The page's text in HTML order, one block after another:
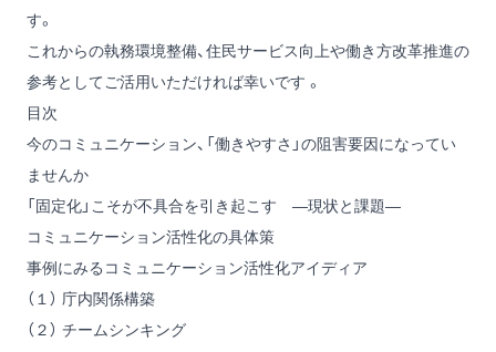
す。
これからの執務環境整備、住民サービス向上や働き方改革推進の
参考としてご活用いただければ幸いです 。
目次
今のコミュニケーション、「働きやすさ」の阻害要因になってい
ませんか
「固定化」こそが不具合を引き起こす ―現状と課題―
コミュニケーション活性化の具体策
事例にみるコミュニケーション活性化アイディア
（１） 庁内関係構築
（２） チームシンキング